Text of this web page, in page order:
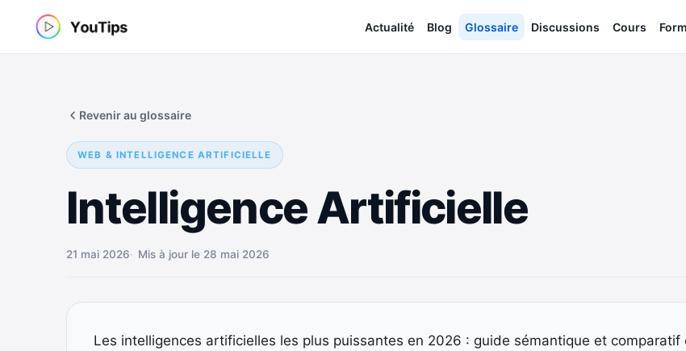
Actualité Blog Glossaire Discussions Cours
WEB & INTELLIGENCE ARTIFICIELLE
Intelligence Artificielle
Revenir au glossaire
21 mai 2026 Mis à jour le 28 mai 2026
Les intelligences artificielles les plus puissantes en 2026 : guide sémantique et comparatif